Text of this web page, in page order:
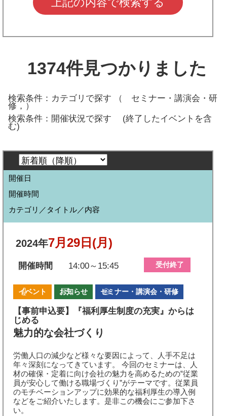
1374件見つかりました
検索条件：カテゴリで探す （ セミナー・講演会・研
修， ）
検索条件：開催状況で探す (終了したイベントを含
む)
開催日
開催時間
カテゴリ／タイトル／内容
2024年7月29日 (月)
開催時間 14:00～15:45 受付終了
イベント お知らせ セミナー・講演会・研修
【事前申込要】『福利厚生制度の充実』からは
じめる
魅力的な会社づくり
労働人口の減少など様々な要因によって、人手不足は
年々深刻になってきています。 今回のセミナーは、人
材の確保・定着に向け会社の魅力を高めるための‟従業
員が安心して働ける職場づくり”がテーマです。従業員
のモチベーションアップに効果的な福利厚生の導入例
などをご紹介いたします。是非この機会にご参加下さ
い。